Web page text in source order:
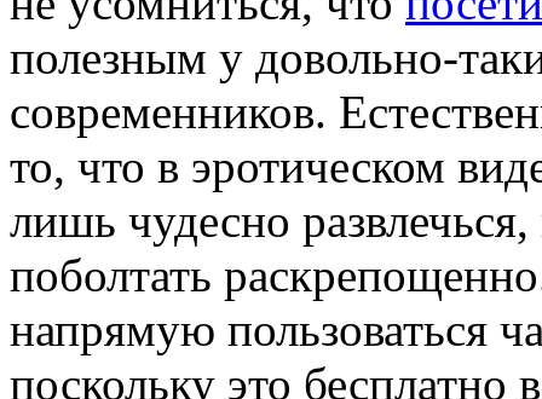
полезным у довольно-
современников.
то, что в эротическом
лишь чудесно
поболтать
напрямую пользоваться
поскольку это